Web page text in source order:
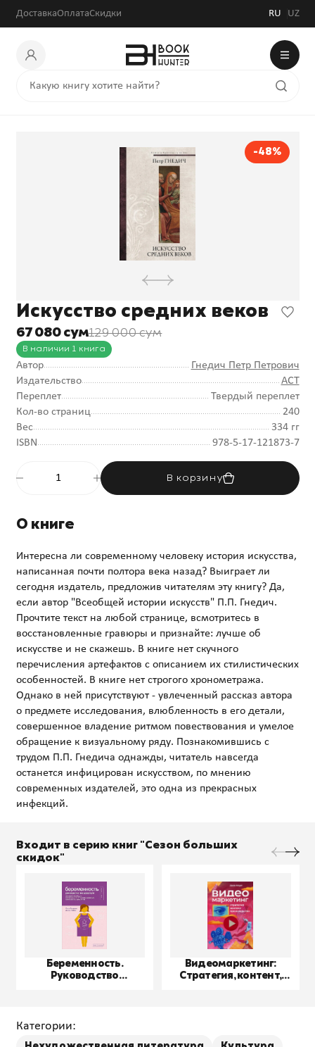
ДоставкаОплатаСкидки RU UZ
-48%
Искусство средних веков
67 080 сум129 000 сум
В наличии 1 книга
Автор
Гнедич Петр Петрович
Издательство
АСТ
Переплет
Твердый переплет
Кол-во страниц
240
Вес
334 гг
ISBN
978-5-17-121873-7
В корзину
О книге
Интересна ли современному человеку история искусства,
написанная почти полтора века назад? Выиграет ли
сегодня издатель, предложив читателям эту книгу? Да,
если автор "Всеобщей истории искусств" П.П. Гнедич.
Прочтите текст на любой странице, всмотритесь в
восстановленные гравюры и признайте: лучше об
искусстве и не скажешь. В книге нет скучного
перечисления артефактов с описанием их стилистических
особенностей. В книге нет строгого хронометража.
Однако в ней присутствуют - увлеченный рассказ автора
о предмете исследования, влюбленность в его детали,
совершенное владение ритмом повествования и умелое
обращение к визуальному ряду. Познакомившись с
трудом П.П. Гнедича однажды, читатель навсегда
останется инфицирован искусством, по мнению
современных издателей, это одна из прекрасных
Входит в серию книг "Сезон больших
скидок"
Беременность.
Руководство
Видеомаркетинг:
Стратегия, контент,
Категории: